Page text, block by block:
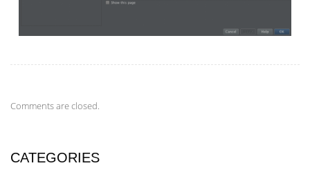
Comments are closed.
CATEGORIES